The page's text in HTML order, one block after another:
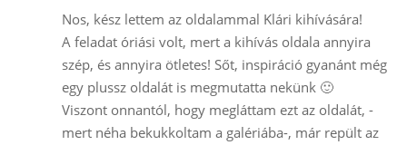
Nos, kész lettem az oldalammal Klári kihívására!
A feladat óriási volt, mert a kihívás oldala annyira
szép, és annyira ötletes! Sőt, inspiráció gyanánt még
egy plussz oldalát is megmutatta nekünk 🙂
Viszont onnantól, hogy megláttam ezt az oldalát, -
mert néha bekukkoltam a galériába-, már repült az